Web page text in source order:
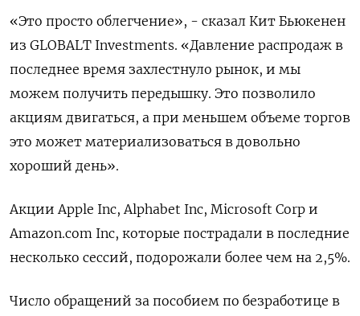
«Это просто облегчение», - сказал Кит Бьюкенен
из GLOBALT Investments. «Давление распродаж в
последнее время захлестнуло рынок, и мы
можем получить передышку. Это позволило
акциям двигаться, а при меньшем объеме торгов
это может материализоваться в довольно
хороший день».
Акции Apple Inc, Alphabet Inc, Microsoft Corp и
Amazon.com Inc, которые пострадали в последние
несколько сессий, подорожали более чем на 2,5%.
Число обращений за пособием по безработице в